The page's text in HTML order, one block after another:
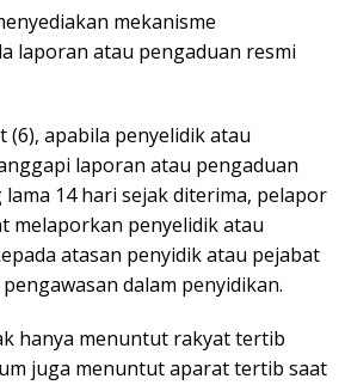
mekanisme
laporan atau pengaduan resmi
(6), apabila penyelidik atau
laporan atau pengaduan
14 hari sejak diterima, pelapor
melaporkan penyelidik atau
atasan penyidik atau pejabat
dalam penyidikan.
hanya menuntut rakyat tertib
juga menuntut aparat tertib saat